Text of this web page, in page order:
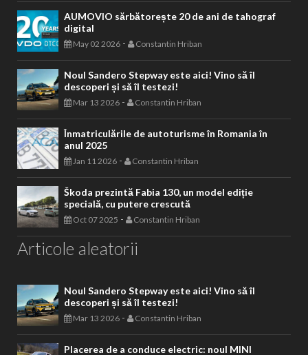
AUMOVIO sărbătorește 20 de ani de tahograf
digital
May 02 2026 - Constantin Hriban
Noul Sandero Stepway este aici! Vino să îl
descoperi și să îl testezi!
Mar 13 2026 - Constantin Hriban
Înmatriculările de autoturisme în Romania în
anul 2025
Jan 11 2026 - Constantin Hriban
Škoda prezintă Fabia 130, un model ediție
specială, cu putere crescută
Oct 07 2025 - Constantin Hriban
Articole aleatorii
Noul Sandero Stepway este aici! Vino să îl
descoperi și să îl testezi!
Mar 13 2026 - Constantin Hriban
Placerea de a conduce electric: noul MINI